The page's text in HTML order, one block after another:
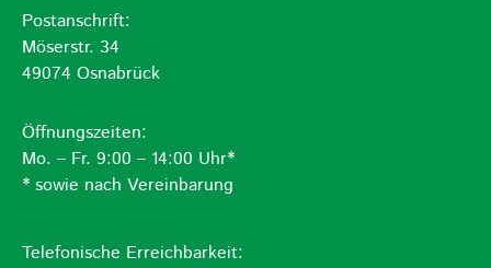
Postanschrift:
Möserstr. 34
49074 Osnabrück
Öffnungszeiten:
Mo. – Fr. 9:00 – 14:00 Uhr*
* sowie nach Vereinbarung
Telefonische Erreichbarkeit: